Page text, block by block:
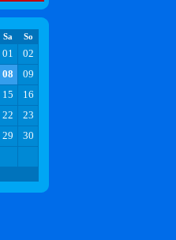
Sa So
01
02
08
09
15
16
22
23
29
30